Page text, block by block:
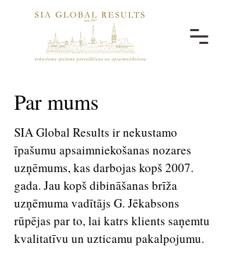
Par mums
SIA Global Results ir nekustamo
īpašumu apsaimniekošanas nozares
uzņēmums, kas darbojas kopš 2007.
gada. Jau kopš dibināšanas brīža
uzņēmuma vadītājs G. Jēkabsons
rūpējas par to, lai katrs klients saņemtu
kvalitatīvu un uzticamu pakalpojumu.